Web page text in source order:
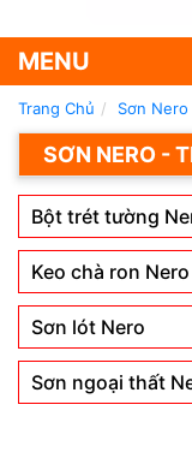
MENU
Trang Chủ Sơn Nero
SƠN NERO -
Bột trét tường
Keo chà ron Nero
Sơn lót Nero
Sơn ngoại thất